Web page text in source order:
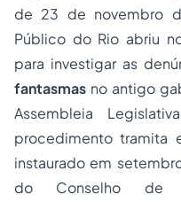
de 23 de novembro
Público do Rio abriu
para investigar as
fantasmas no antigo
Assembleia
procedimento tramita
instaurado em
do Conselho de